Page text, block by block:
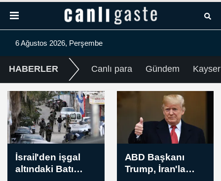
6 Ağustos 2026, Perşembe
HABERLER Canlı para Gündem
ABD Başkanı
Trump, İran'la
New York borsası
düşüşle kapandı